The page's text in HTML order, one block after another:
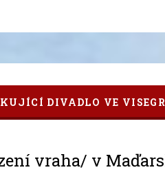
DIVADLO VE
vraha/ v